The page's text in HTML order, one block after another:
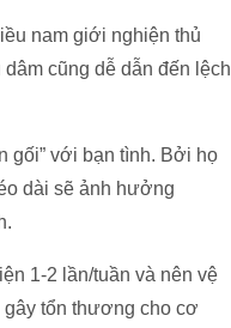
nam giới nghiện thủ
cũng dễ dẫn đến lệch
gối” với bạn tình. Bởi họ
dài sẽ ảnh hưởng
1-2 lần/tuần và nên vệ
gây tổn thương cho cơ